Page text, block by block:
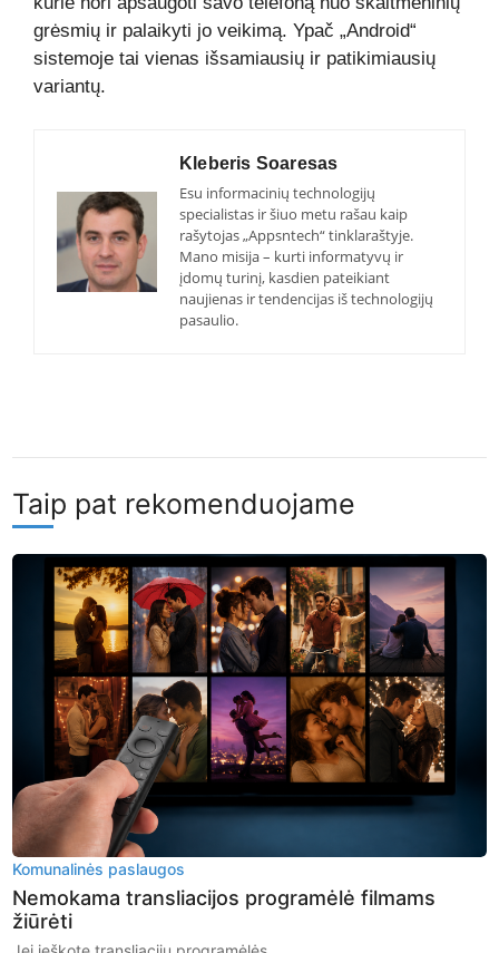
grėsmių ir palaikyti jo veikimą. Ypač „Android“
sistemoje tai vienas išsamiausių ir patikimiausių
variantų.
Kleberis Soaresas
Esu informacinių technologijų
specialistas ir šiuo metu rašau kaip
rašytojas „Appsntech“ tinklaraštyje.
Mano misija – kurti informatyvų ir
įdomų turinį, kasdien pateikiant
naujienas ir tendencijas iš technologijų
pasaulio.
Taip pat rekomenduojame
Komunalinės paslaugos
Nemokama transliacijos programėlė filmams
žiūrėti